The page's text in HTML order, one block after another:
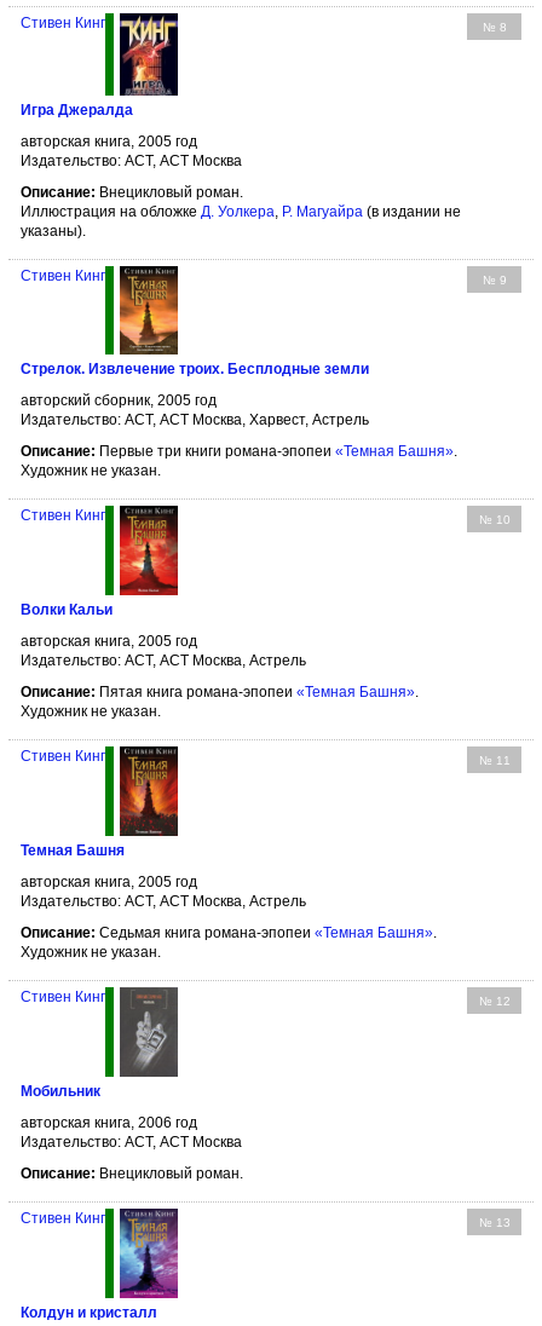
№ 8
Стивен Кинг
Игра Джералда
авторская книга, 2005 год
Издательство: АСТ, АСТ Москва
Описание: Внецикловый роман.
Иллюстрация на обложке Д. Уолкера Р. Магуайра (в издании не
указаны).
№ 9
Стивен Кинг
Стрелок. Извлечение троих. Бесплодные земли
авторский сборник, 2005 год
Издательство: АСТ, АСТ Москва, Харвест, Астрель
Описание: Первые три книги романа-эпопеи «Темная Башня».
Художник не указан.
№ 10
Стивен Кинг
Волки Кальи
авторская книга, 2005 год
Издательство: АСТ, АСТ Москва, Астрель
Описание: Пятая книга романа-эпопеи «Темная Башня».
Художник не указан.
№ 11
Стивен Кинг
Темная Башня
авторская книга, 2005 год
Издательство: АСТ, АСТ Москва, Астрель
Описание: Седьмая книга романа-эпопеи «Темная Башня»
Художник не указан.
№ 12
Стивен Кинг
Мобильник
авторская книга, 2006 год
Издательство: АСТ, АСТ Москва
Описание: Внецикловый роман.
№ 13
Стивен Кинг
Колдун и кристалл